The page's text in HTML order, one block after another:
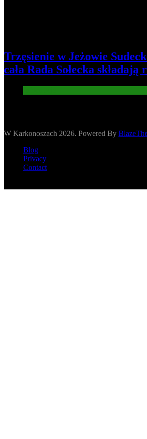
Trzęsienie w Jeżowie
cała Rada Sołecka składają
W Karkonoszach 2026. Powered By
Blog
Privacy
Contact